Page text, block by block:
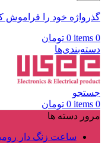
گذرواژه خود را فراموش
0
items
0 تومان
دسته‌بندی‌ها
جستجو
0
items
0 تومان
مرور دسته ها
ساعت زنگ دار